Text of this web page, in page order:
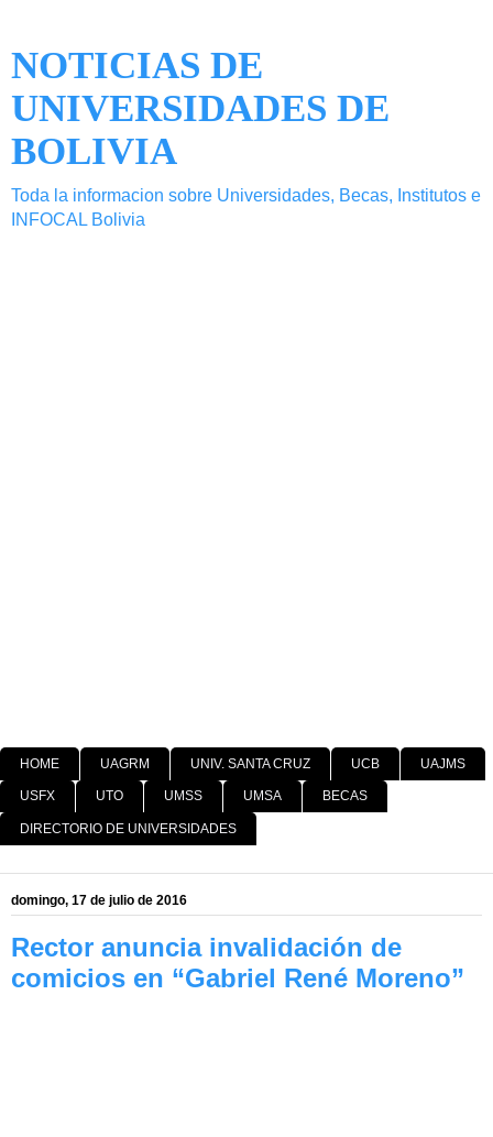
NOTICIAS DE
UNIVERSIDADES DE
BOLIVIA
Toda la informacion sobre Universidades, Becas, Institutos e
INFOCAL Bolivia
HOME UAGRM UNIV. SANTA CRUZ UCB UAJMS
USFX UTO UMSS UMSA BECAS
DIRECTORIO DE UNIVERSIDADES
domingo, 17 de julio de 2016
Rector anuncia invalidación de
comicios en “Gabriel René Moreno”